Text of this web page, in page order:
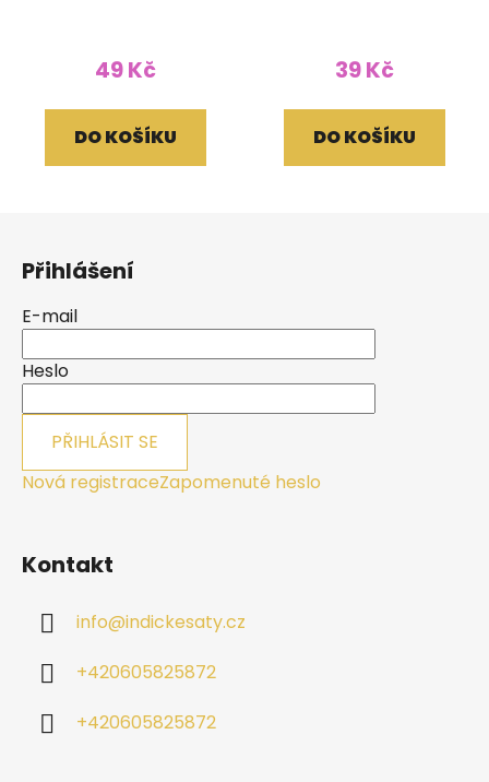
49 Kč
DO KOŠÍKU
39 Kč
DO KOŠÍKU
Přihlášení
E-mail
Heslo
PŘIHLÁSIT SE
Nová registraceZapomenuté heslo
Kontakt
info@indickesaty.cz
+420605825872
+420605825872